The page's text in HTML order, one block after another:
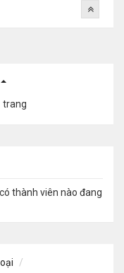
trang
thành viên nào đang